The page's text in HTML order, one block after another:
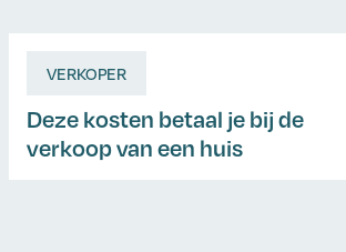
VERKOPER
Deze kosten betaal je bij de
verkoop van een huis